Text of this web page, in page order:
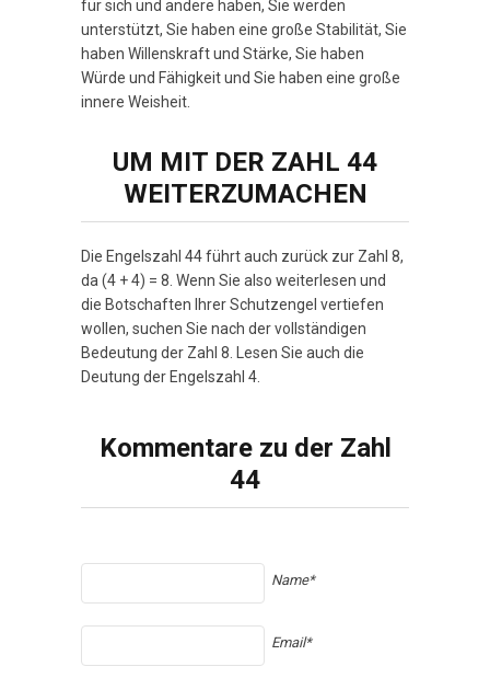
für sich und andere haben, Sie werden
unterstützt, Sie haben eine große Stabilität, Sie
haben Willenskraft und Stärke, Sie haben
Würde und Fähigkeit und Sie haben eine große
innere Weisheit.
UM MIT DER ZAHL 44
WEITERZUMACHEN
Die Engelszahl 44 führt auch zurück zur Zahl 8,
da (4 + 4) = 8. Wenn Sie also weiterlesen und
die Botschaften Ihrer Schutzengel vertiefen
wollen, suchen Sie nach der vollständigen
Bedeutung der Zahl 8. Lesen Sie auch die
Deutung der Engelszahl 4.
Kommentare zu der Zahl
44
Name*
Email*